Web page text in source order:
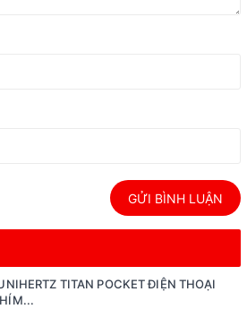
GỬI BÌNH LUẬN
TITAN POCKET ĐIỆN THOẠI